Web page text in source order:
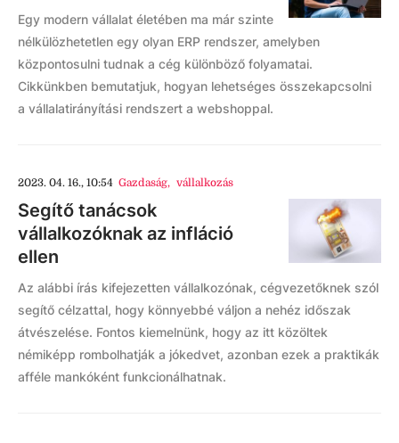
Egy modern vállalat életében ma már szinte
nélkülözhetetlen egy olyan ERP rendszer, amelyben
központosulni tudnak a cég különböző folyamatai.
Cikkünkben bemutatjuk, hogyan lehetséges összekapcsolni
a vállalatirányítási rendszert a webshoppal.
2023. 04. 16., 10:54 Gazdaság, vállalkozás
Segítő tanácsok
vállalkozóknak az infláció
ellen
Az alábbi írás kifejezetten vállalkozónak, cégvezetőknek szól
segítő célzattal, hogy könnyebbé váljon a nehéz időszak
átvészelése. Fontos kiemelnünk, hogy az itt közöltek
némiképp rombolhatják a jókedvet, azonban ezek a praktikák
afféle mankóként funkcionálhatnak.